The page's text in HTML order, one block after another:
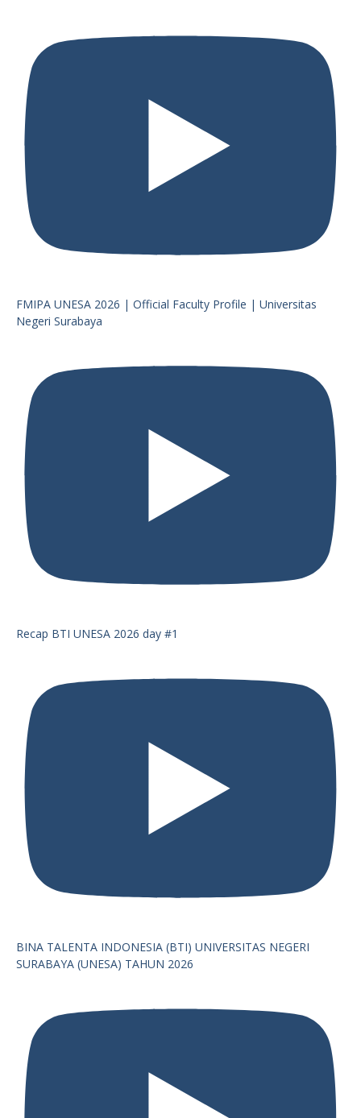
FMIPA UNESA 2026 | Official Faculty Profile | Universitas
Negeri Surabaya
Recap BTI UNESA 2026 day #1
BINA TALENTA INDONESIA (BTI) UNIVERSITAS NEGERI
SURABAYA (UNESA) TAHUN 2026